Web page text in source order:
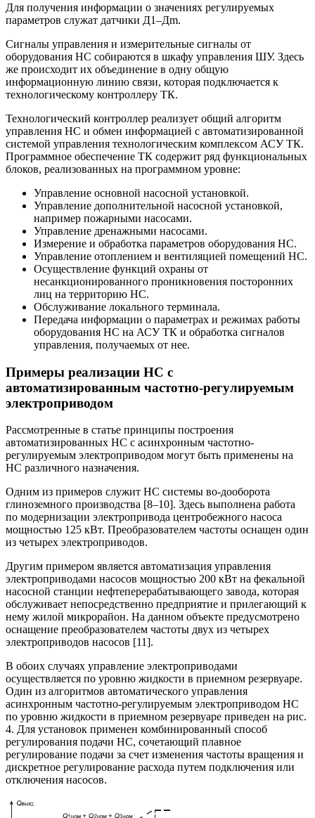
Для получения информации о значениях регулируемых
параметров служат датчики Д1–Дm.
Сигналы управления и измерительные сигналы от
оборудования НС собираются в шкафу управления ШУ. Здесь
же происходит их объединение в одну общую
информационную линию связи, которая подключается к
технологическому контроллеру ТК.
Технологический контроллер реализует общий алгоритм
управления НС и обмен информацией с автоматизированной
системой управления технологическим комплексом АСУ ТК.
Программное обеспечение ТК содержит ряд функциональных
блоков, реализованных на программном уровне:
Управление основной насосной установкой.
Управление дополнительной насосной установкой,
например пожарными насосами.
Управление дренажными насосами.
Измерение и обработка параметров оборудования НС.
Управление отоплением и вентиляцией помещений НС.
Осуществление функций охраны от
несанкционированного проникновения посторонних
лиц на территорию НС.
Обслуживание локального терминала.
Передача информации о параметрах и режимах работы
оборудования НС на АСУ ТК и обработка сигналов
управления, получаемых от нее.
Примеры реализации НС с
автоматизированным частотно-регулируемым
электроприводом
Рассмотренные в статье принципы построения
автоматизированных НС с асинхронным частотно-
регулируемым электроприводом могут быть применены на
НС различного назначения.
Одним из примеров служит НС системы во-дооборота
глиноземного производства [8–10]. Здесь выполнена работа
по модернизации электропривода центробежного насоса
мощностью 125 кВт. Преобразователем частоты оснащен один
из четырех электроприводов.
Другим примером является автоматизация управления
электроприводами насосов мощностью 200 кВт на фекальной
насосной станции нефтеперерабатывающего завода, которая
обслуживает непосредственно предприятие и прилегающий к
нему жилой микрорайон. На данном объекте предусмотрено
оснащение преобразователем частоты двух из четырех
электроприводов насосов [11].
В обоих случаях управление электроприводами
осуществляется по уровню жидкости в приемном резервуаре.
Один из алгоритмов автоматического управления
асинхронным частотно-регулируемым электроприводом НС
по уровню жидкости в приемном резервуаре приведен на рис.
4. Для установок применен комбинированный способ
регулирования подачи НС, сочетающий плавное
регулирование подачи за счет изменения частоты вращения и
дискретное регулирование расхода путем подключения или
отключения насосов.